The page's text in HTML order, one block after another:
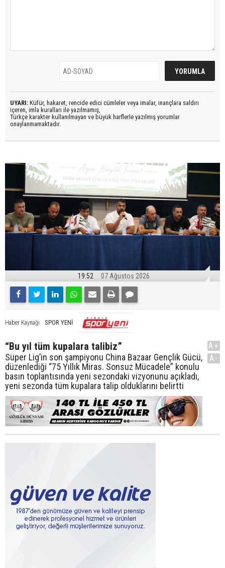
UYARI: Küfür, hakaret, rencide edici cümleler veya imalar, inançlara saldırı
içeren, imla kuralları ile yazılmamış,
Türkçe karakter kullanılmayan ve büyük harflerle yazılmış yorumlar
onaylanmamaktadır.
19:52 07 Ağustos 2026
Haber Kaynağı SPOR YENİ
“Bu yıl tüm kupalara talibiz”
Süper Lig’in son şampiyonu China Bazaar Gençlik Gücü,
düzenlediği “75 Yıllık Miras. Sonsuz Mücadele” konulu
basın toplantısında yeni sezondaki vizyonunu açıkladı,
yeni sezonda tüm kupalara talip olduklarını belirtti
A+
A-